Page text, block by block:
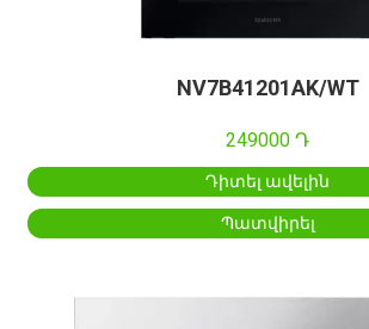
NV7B41201AK/WT
249000 Դ
Դիտել ավելին
Պատվիրել